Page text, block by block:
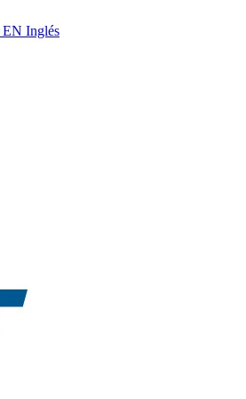
EN Inglés